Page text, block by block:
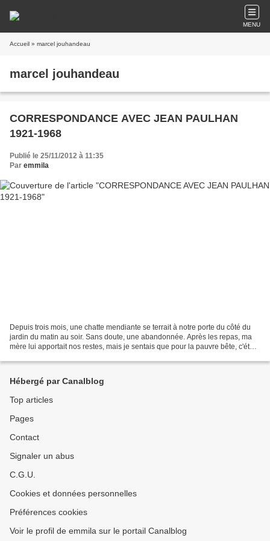
MENU
Accueil » marcel jouhandeau
marcel jouhandeau
CORRESPONDANCE AVEC JEAN PAULHAN
1921-1968
Publié le 25/11/2012 à 11:35
Par emmila
Depuis trois mois, une chatte mendiante se terrait à notre porte du côté du
jardin du matin au soir. Sans doute, une abandonnée. Après les repas, ma
mère lui apportait nos restes, mais je sentais que pour la pauvre bête, c'était
Hébergé par Canalblog
Top articles
Pages
Contact
Signaler un abus
C.G.U.
Cookies et données personnelles
Préférences cookies
Voir le profil de emmila sur le portail Canalblog